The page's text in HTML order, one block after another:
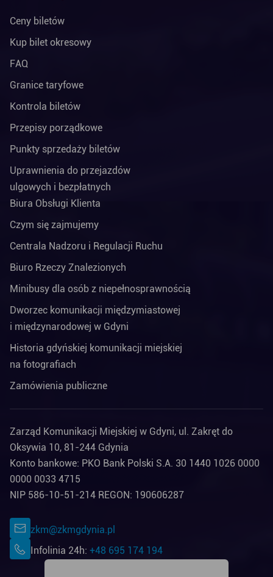
Ceny biletów
Kup bilet okresowy
FAQ
Granice taryfowe
Kontrola biletów
Przepisy porządkowe
Punkty sprzedaży biletów
Uprawnienia do przejazdów
ulgowych i bezpłatnych
Biura Obsługi Klienta
Czym się zajmujemy
Centrala Nadzoru i Regulacji Ruchu
Biuro Rzeczy Znalezionych
Minibusy dla osób z niepełnosprawnością
Dworzec komunikacji międzymiastowej
i międzynarodowej w Gdyni
Historia gdyńskiej komunikacji miejskiej
na fotografiach
Zamówienia publiczne
Zarząd Komunikacji Miejskiej w Gdyni, ul. Zakręt do
Oksywia 10, 81-244 Gdynia
Konto bankowe: PKO Bank Polski S.A. 30 1440 1026 0000
0000 0033 4715
NIP 586-10-51-214 REGON: 190606287
zkm@zkmgdynia.pl
Infolinia 24h: +48 695 174 194